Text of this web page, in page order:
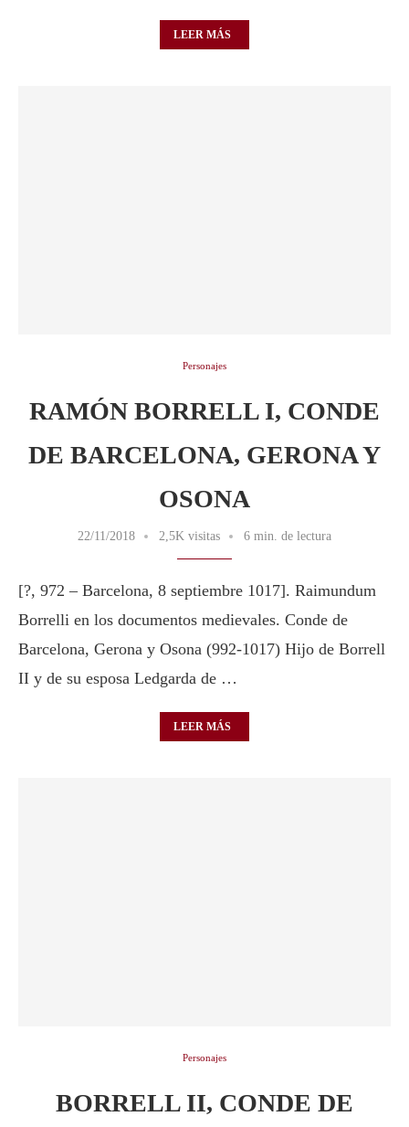
LEER MÁS
Personajes
RAMÓN BORRELL I, CONDE
DE BARCELONA, GERONA Y
OSONA
22/11/2018 2,5K visitas 6 min. de lectura
[?, 972 – Barcelona, 8 septiembre 1017]. Raimundum
Borrelli en los documentos medievales. Conde de
Barcelona, Gerona y Osona (992-1017) Hijo de Borrell
II y de su esposa Ledgarda de …
LEER MÁS
Personajes
BORRELL II, CONDE DE